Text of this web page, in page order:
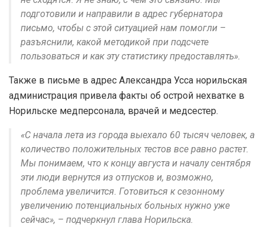
подготовили и направили в адрес губернатора
письмо, чтобы с этой ситуацией нам помогли –
разъяснили, какой методикой при подсчете
пользоваться и как эту статистику предоставлять».
Также в письме в адрес Александра Усса норильская
администрация привела факты об острой нехватке в
Норильске медперсонала, врачей и медсестер.
«С начала лета из города выехало 60 тысяч человек, а
количество положительных тестов все равно растет.
Мы понимаем, что к концу августа и началу сентября
эти люди вернутся из отпусков и, возможно,
проблема увеличится. Готовиться к сезонному
увеличению потенциальных больных нужно уже
сейчас», – подчеркнул глава Норильска.